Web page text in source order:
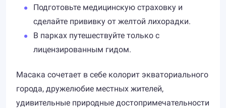
Подготовьте медицинскую страховку и
сделайте прививку от желтой лихорадки.
В парках путешествуйте только с
лицензированным гидом.
Масака сочетает в себе колорит экваториального
города, дружелюбие местных жителей,
удивительные природные достопримечательности